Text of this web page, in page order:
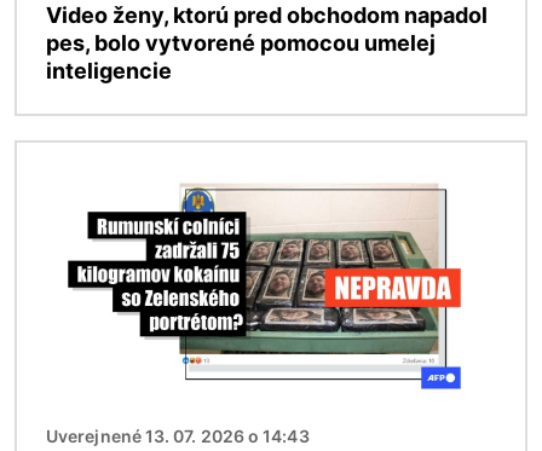
Video ženy, ktorú pred obchodom napadol
pes, bolo vytvorené pomocou umelej
inteligencie
Uverejnené 13. 07. 2026 o 14:43